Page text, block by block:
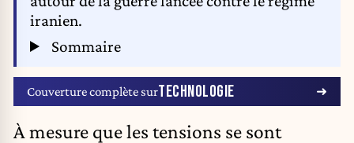
iranien.
Sommaire
Couverture complète surTECHNOLOGIE
À mesure que les tensions se sont